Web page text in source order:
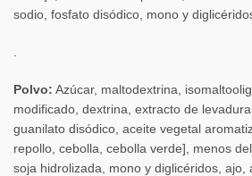
sodio, fosfato disódico, mono y
Polvo: Azúcar, maltodextrina,
modificado, dextrina, extracto de
guanilato disódico, aceite vegetal
repollo, cebolla, cebolla verde], menos
soja hidrolizada, mono y diglicéridos, ajo,